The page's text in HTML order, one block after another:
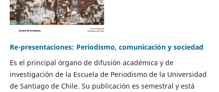
Re-presentaciones: Periodismo, comunicación y sociedad
Es el principal órgano de difusión académica y de
investigación de la Escuela de Periodismo de la Universidad
de Santiago de Chile. Su publicación es semestral y está